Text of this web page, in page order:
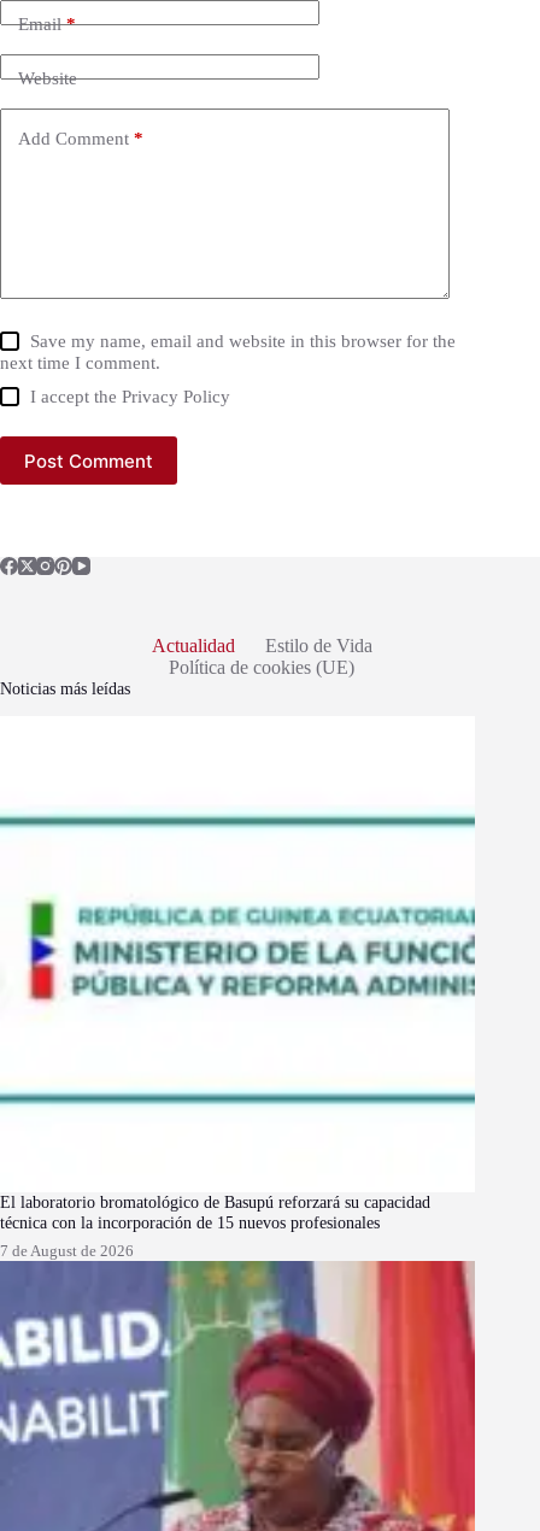
Email*
Website
Add Comment *
Save my name, email and website in this browser for the
next time I comment.
I accept thePrivacy Policy
Post Comment
Actualidad
Estilo de Vida
Política de cookies (UE)
Noticias más leídas
El laboratorio bromatológico de Basupú reforzará su capacidad
técnica con la incorporación de 15 nuevos profesionales
7 de August de 2026